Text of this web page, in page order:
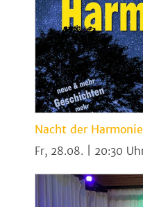
Nacht der Harmonie
Fr, 28.08. | 20:30